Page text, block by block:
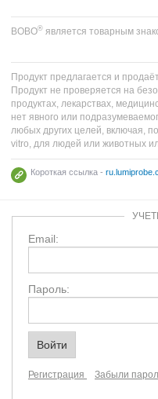
BOBO® является товарным
Продукт предлагается и
Продукт не проверяется на
продуктах, лекарствах,
нет явного или
любых других целей, включая,
vitro, для людей или животных
Короткая ссылка -
Email:
Пароль:
Регистрация Забыли